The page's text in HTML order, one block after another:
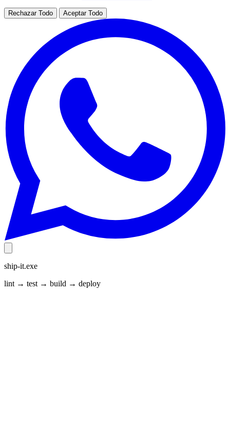
Rechazar Todo Aceptar Todo
ship-it.exe
lint → test → build → deploy